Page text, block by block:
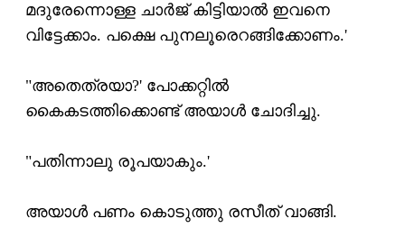
മദുരേന്നൊള്ള ചാര്‍ജ് കിട്ടിയാല്‍ ഇവനെ
വിട്ടേക്കാം. പക്ഷെ പുനലൂരെറങ്ങിക്കോണം.'
"അതെത്രയാ?' പോക്കറ്റില്‍
കൈകടത്തിക്കൊണ്ട് അയാള്‍ ചോദിച്ചു.
"പതിന്നാലു രൂപയാകും.'
അയാള്‍ പണം കൊടുത്തു രസീത് വാങ്ങി.